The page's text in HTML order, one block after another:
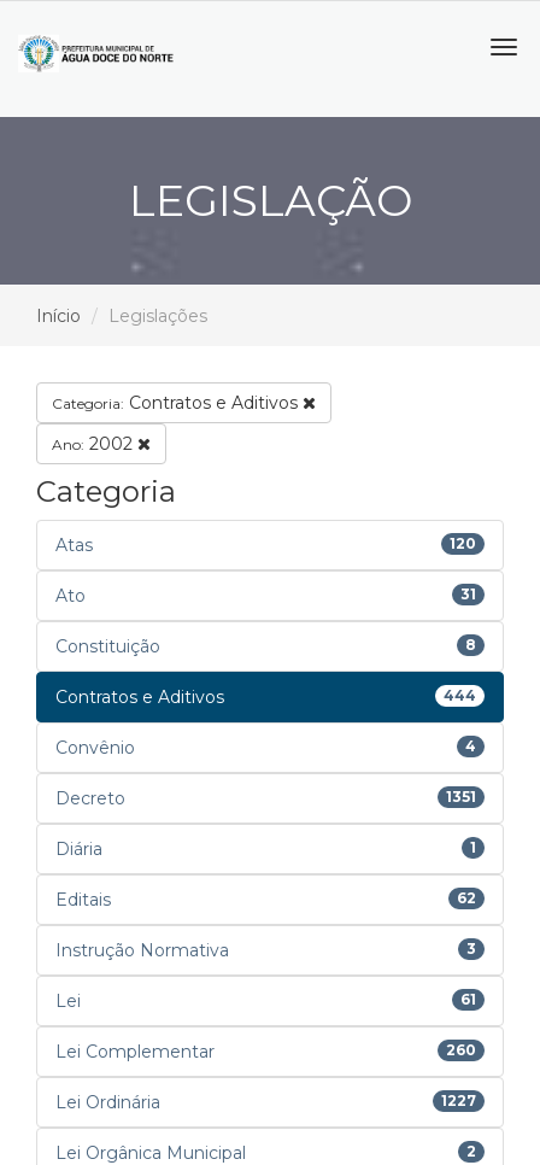
LEGISLAÇÃO
Início Legislações
Categoria: Contratos e Aditivos
Ano: 2002
Categoria
Atas 120
Ato 31
Constituição 8
Contratos e Aditivos 444
Convênio 4
Decreto 1351
Diária 1
Editais 62
Instrução Normativa 3
Lei 61
Lei Complementar 260
Lei Ordinária 1227
Lei Orgânica Municipal 2